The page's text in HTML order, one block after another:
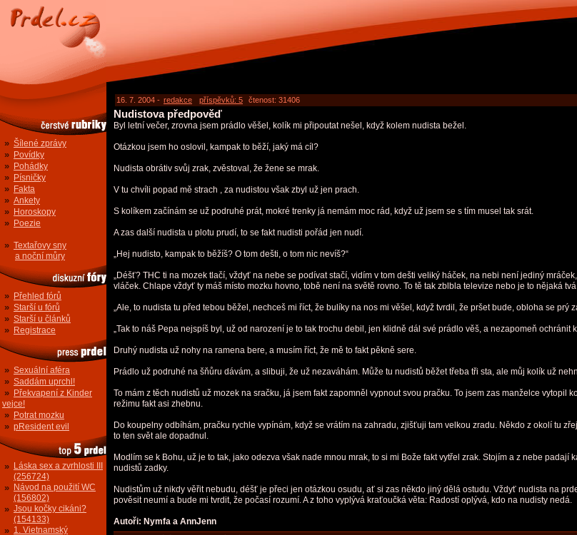
» Šílené zprávy
» Povídky
» Pohádky
» Písničky
» Fakta
» Ankety
» Horoskopy
» Poezie
» Textařovy sny
a noční můry
» Přehled fórů
» Starší u fórů
» Starší u článků
» Registrace
» Sexuální aféra
» Saddám uprchl!
» Překvapení z Kinder
vejce!
» Potrat mozku
» pResident evil
» Láska sex a zvrhlosti III
(256724)
» Návod na použití WC
(156802)
» Jsou kočky cikáni?
(154133)
» 1. Vietnamský
16. 7. 2004 - redakce příspěvků: 5 čtenost: 31406
Nudistova předpověď
Byl letní večer, zrovna jsem prádlo věšel, kolík mi připoutat nešel, když kolem nudista bežel.
Otázkou jsem ho oslovil, kampak to běží, jaký má cíl?
Nudista obrátiv svůj zrak, zvěstoval, že žene se mrak.
V tu chvíli popad mě strach , za nudistou však zbyl už jen prach.
S kolíkem začínám se už podruhé prát, mokré trenky já nemám moc rád, když už jsem se s tím musel tak srát.
A zas další nudista u plotu prudí, to se fakt nudisti pořád jen nudí.
„Hej nudisto, kampak to běžíš? O tom dešti, o tom nic nevíš?“
„Déšť? THC ti na mozek tlačí, vždyť na nebe se podívat stačí, vidím v tom dešti veliký háček, na nebi není jediný
vláček. Chlape vždyť ty máš místo mozku hovno, tobě není na světě rovno. To tě tak zblbla televize nebo je to nějaká tvá
„Ale, to nudista tu před tebou běžel, nechceš mi říct, že bulíky na nos mi věšel, když tvrdil, že pršet bude, obloha se prý
„Tak to náš Pepa nejspíš byl, už od narození je to tak trochu debil, jen klidně dál své prádlo věš, a nezapomeň ochránit
Druhý nudista už nohy na ramena bere, a musím říct, že mě to fakt pěkně sere.
Prádlo už podruhé na šňůru dávám, a slibuji, že už nezaváhám. Může tu nudistů běžet třeba tři sta, ale můj kolík už
To mám z těch nudistů už mozek na sračku, já jsem fakt zapomněl vypnout svou pračku. To jsem zas manželce vytopil
režimu fakt asi zhebnu.
Do koupelny odbíhám, pračku rychle vypínám, když se vrátím na zahradu, zjišťuji tam velkou zradu. Někdo z okolí tu
to ten svět ale dopadnul.
Modlím se k Bohu, už je to tak, jako odezva však nade mnou mrak, to si mi Bože fakt vytřel zrak. Stojím a z nebe padají
nudistů zadky.
Nudistům už nikdy věřit nebudu, déšť je přeci jen otázkou osudu, ať si zas někdo jiný dělá ostudu. Vždyť nudista na
pověsit neumí a bude mi tvrdit, že počasí rozumí. A z toho vyplývá kraťoučká věta: Radostí oplývá, kdo na nudisty nedá.
Autoři: Nymfa a AnnJenn